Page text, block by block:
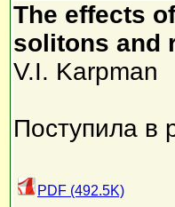
The effects
solitons and
V.I. Karpman
Поступила в
PDF (492.5K)